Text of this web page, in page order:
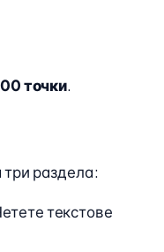
точки.
раздела:
текстове